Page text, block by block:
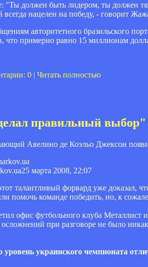
"Ты должен быть лидером, ты должен
всегда нацелен на победу, - говорит
авторитетного бразильского
что примерно равно 15 миллионам
0 | Читать полностью
правильный выбор"
Авелино де Коэльо Джексон
25 марта 2008, 22:07
талантливый форвард уже доказал,
помочь команде победить, но, к
офис футбольного клуба
осложнений при разговоре не было
украинского чемпионата